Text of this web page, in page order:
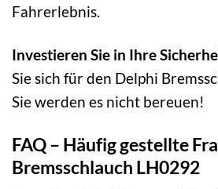
Fahrerlebnis.
Investieren Sie in Ihre
Sie sich für den Delphi
Sie werden es nicht bereuen!
FAQ – Häufig gestellte
Bremsschlauch LH0292